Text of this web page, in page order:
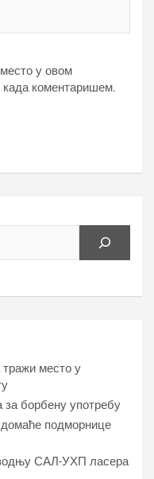
у овом
када коментаришем.
место у
борбену употребу
подморнице
САЛ-УХП ласера